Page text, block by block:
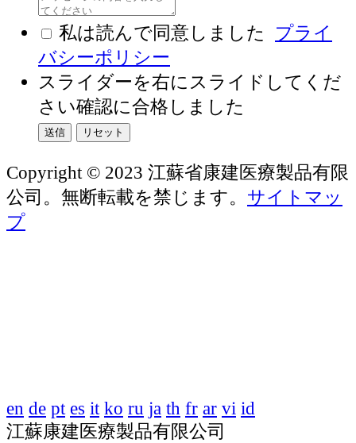
私は読んで同意しました プライ
バシーポリシー
スライダーを右にスライドしてくだ
さい確認に合格しました
送信 リセット
Copyright © 2023 江蘇省康建医療製品有限
公司。無断転載を禁じます。 サイトマッ
プ
en de pt es it ko ru ja th fr ar vi id
江蘇康建医療製品有限公司